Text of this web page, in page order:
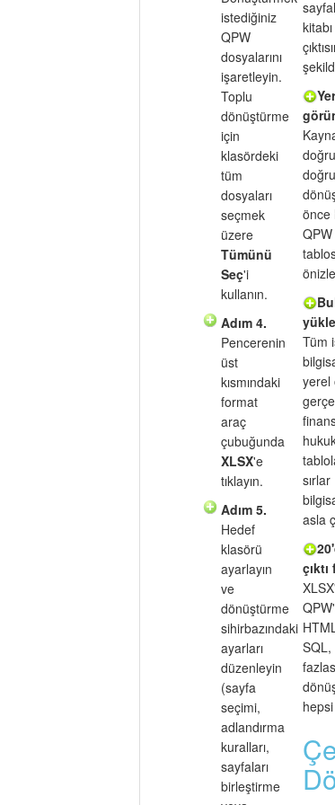
istediğiniz
QPW
dosyalarını
işaretleyin.
Toplu
dönüştürme
için
klasördeki
tüm
dosyaları
seçmek
üzere
Tümünü
Seç'i
kullanın.
Adım 4.
Pencerenin
üst
kısmındaki
format
araç
çubuğunda
XLSX'e
tıklayın.
Adım 5.
Hedef
klasörü
ayarlayın
ve
dönüştürme
sihirbazındaki
ayarları
düzenleyin
(sayfa
seçimi,
adlandırma
kuralları,
sayfaları
birleştirme
önce
Tüm
yerel
sırlar
asla
çıktı
SQL,